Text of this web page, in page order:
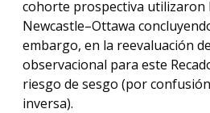
cohorte prospectiva utilizaron
Newcastle–Ottawa
embargo, en la reevaluación
observacional para este
riesgo de sesgo (por
inversa).